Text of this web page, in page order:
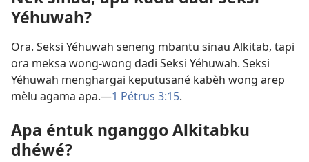
Yéhuwah?
Ora. Seksi Yéhuwah seneng mbantu sinau Alkitab, tapi
ora meksa wong-wong dadi Seksi Yéhuwah. Seksi
Yéhuwah menghargai keputusané kabèh wong arep
mèlu agama apa.​—1 Pétrus 3:15.
Apa éntuk nganggo Alkitabku
dhéwé?